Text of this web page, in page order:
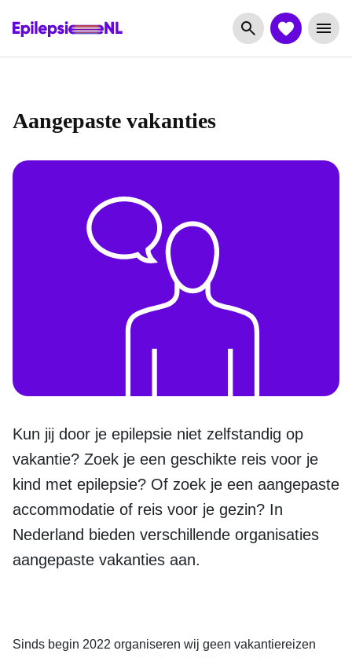
Aangepaste vakanties
Kun jij door je epilepsie niet zelfstandig op
vakantie? Zoek je een geschikte reis voor je
kind met epilepsie? Of zoek je een aangepaste
accommodatie of reis voor je gezin? In
Nederland bieden verschillende organisaties
aangepaste vakanties aan.
Sinds begin 2022 organiseren wij geen vakantiereizen